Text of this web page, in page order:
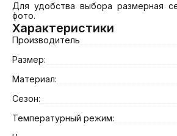
Для удобства выбора размерная
фото.
Характеристики
Производитель
Размер:
Материал:
Сезон:
Температурный режим: